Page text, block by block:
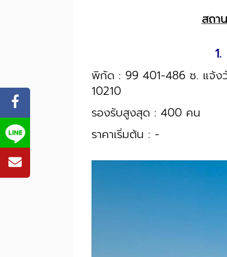
สถา
พิกัด : 99 401-486 ซ. แจ้ง
10210
รองรับสูงสุด : 400 คน
ราคาเริ่มต้น : -